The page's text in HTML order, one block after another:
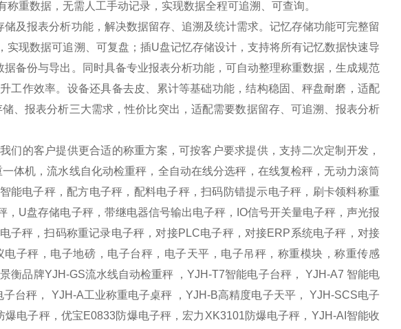
重数据，无需人工手动记录，实现数据全程可追溯、可查询。
及报表分析功能，解决数据留存、追溯及统计需求。记忆存储功能可完整留
现数据可追溯、可复盘；插U盘记忆存储设计，支持将所有记忆数据快速导
备份与导出。同时具备专业报表分析功能，可自动整理称重数据，生成规范
工作效率。设备还具备去皮、累计等基础功能，结构稳固、秤盘耐磨，适配
、报表分析三大需求，性价比突出，适配需要数据留存、可追溯、报表分析
们的客户提供更合适的称重方案，可按客户要求提供，支持二次定制开发，
体机，流水线自化动检重秤，全自动在线分选秤，在线复检秤，无动力滚筒
能电子秤，配方电子秤，配料电子秤，扫码防错提示电子秤，刷卡领料称重
U盘存储电子秤，带继电器信号输出电子秤，IO信号开关量电子秤，声光报
子秤，扫码称重记录电子秤，对接PLC电子秤，对接ERP系统电子秤，对接
子秤，电子地磅，电子台秤，电子天平，电子吊秤，称重模块，称重传感
衡品牌YJH-GS流水线自动检重秤 ，YJH-T7智能电子台秤， YJH-A7 智能电
台秤， YJH-A工业称重电子桌秤 ，YJH-B高精度电子天平， YJH-SCS电子
电子秤，优宝E0833防爆电子秤，宏力XK3101防爆电子秤，YJH-AI智能收